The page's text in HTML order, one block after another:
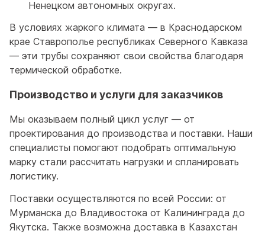
Ненецком автономных округах.
В условиях жаркого климата — в Краснодарском
крае Ставрополье республиках Северного Кавказа
— эти трубы сохраняют свои свойства благодаря
термической обработке.
Производство и услуги для заказчиков
Мы оказываем полный цикл услуг — от
проектирования до производства и поставки. Наши
специалисты помогают подобрать оптимальную
марку стали рассчитать нагрузки и спланировать
логистику.
Поставки осуществляются по всей России: от
Мурманска до Владивостока от Калининграда до
Якутска. Также возможна доставка в Казахстан